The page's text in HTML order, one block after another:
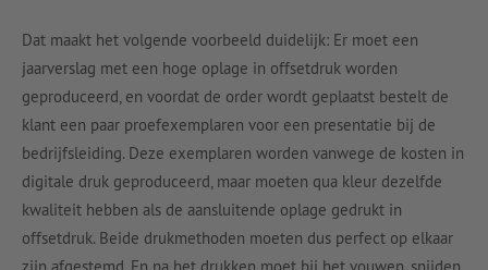
Dat maakt het volgende voorbeeld duidelijk: Er moet een
jaarverslag met een hoge oplage in offsetdruk worden
geproduceerd, en voordat de order wordt geplaatst bestelt de
klant een paar proefexemplaren voor een presentatie bij de
bedrijfsleiding. Deze exemplaren worden vanwege de kosten in
digitale druk geproduceerd, maar moeten qua kleur dezelfde
kwaliteit hebben als de aansluitende oplage gedrukt in
offsetdruk. Beide drukmethoden moeten dus perfect op elkaar